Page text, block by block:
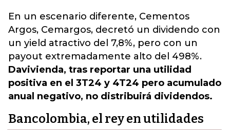
En un escenario diferente, Cementos
Argos, Cemargos, decretó un dividendo con
un yield atractivo del 7,8%, pero con un
payout extremadamente alto del 498%.
Davivienda, tras reportar una utilidad
positiva en el 3T24 y 4T24 pero acumulado
anual negativo, no distribuirá dividendos.
Bancolombia, el rey en utilidades